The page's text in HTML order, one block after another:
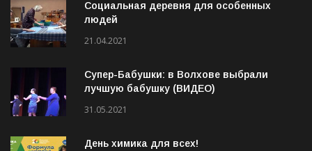
Социальная деревня для особенных
людей
21.04.2021
Супер-Бабушки: в Волхове выбрали
лучшую бабушку (ВИДЕО)
31.05.2021
День химика для всех!